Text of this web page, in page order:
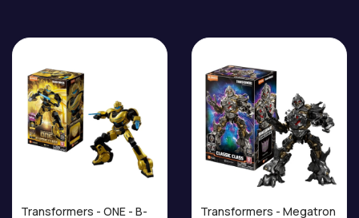
Transformers - ONE - B-
Transformers - Megatron